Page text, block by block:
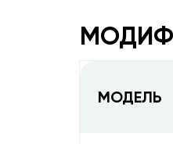
МОДЕЛЬ